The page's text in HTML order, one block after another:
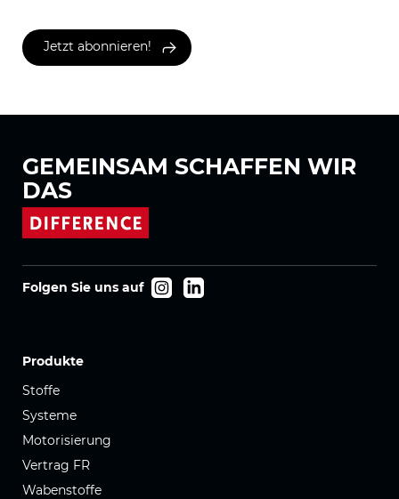
Jetzt abonnieren!
GEMEINSAM SCHAFFEN WIR
DAS
Folgen Sie uns auf
Produkte
Stoffe
Systeme
Motorisierung
Vertrag FR
Wabenstoffe